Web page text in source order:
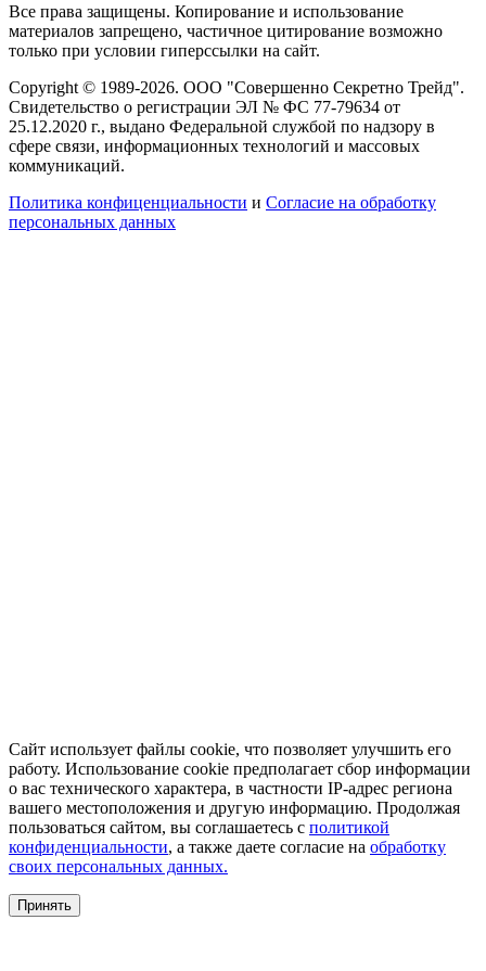
Все права защищены. Копирование и использование
материалов запрещено, частичное цитирование возможно
только при условии гиперссылки на сайт.
Copyright © 1989-2026. ООО "Совершенно Секретно Трейд".
Свидетельство о регистрации ЭЛ № ФС 77-79634 от
25.12.2020 г., выдано Федеральной службой по надзору в
сфере связи, информационных технологий и массовых
коммуникаций.
Политика конфиценциальности и Согласие на обработку
персональных данных
Сайт использует файлы cookie, что позволяет улучшить его
работу. Использование cookie предполагает сбор информации
о вас технического характера, в частности IP-адрес региона
вашего местоположения и другую информацию. Продолжая
пользоваться сайтом, вы соглашаетесь с политикой
конфиденциальности, а также даете согласие на обработку
своих персональных данных.
Принять